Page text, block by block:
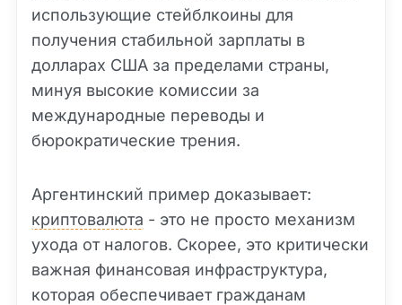
использующие стейблкоины для
получения стабильной зарплаты в
долларах США за пределами страны,
минуя высокие комиссии за
международные переводы и
бюрократические трения.
Аргентинский пример доказывает:
криптовалюта - это не просто механизм
ухода от налогов. Скорее, это критически
важная финансовая инфраструктура,
которая обеспечивает гражданам